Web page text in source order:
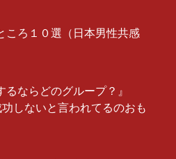
ころ１０選（日本男性共感
るならどのグループ？』
しないと言われてるのおも